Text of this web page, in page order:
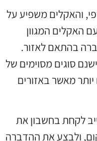
והאקלים משפיע על
האקלים המגוון
בהתאם לאזור.
סוגים מסוימים של
יותר מאשר באזורים
לקחת בחשבון את
ולבצע את ההדברה